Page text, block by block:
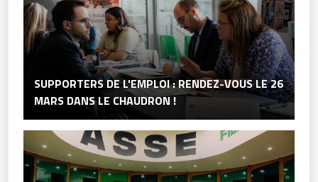
SUPPORTERS DE L'EMPLOI : RENDEZ-VOUS LE 26
MARS DANS LE CHAUDRON !